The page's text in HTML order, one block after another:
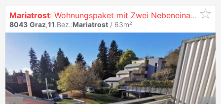
Mariatrost: Wohnungspaket mit Zwei Nebeneinanderliegenden Kleinwohnungen Nähe Hilmteich!
8043 Graz,11.Bez.:Mariatrost / 63m²